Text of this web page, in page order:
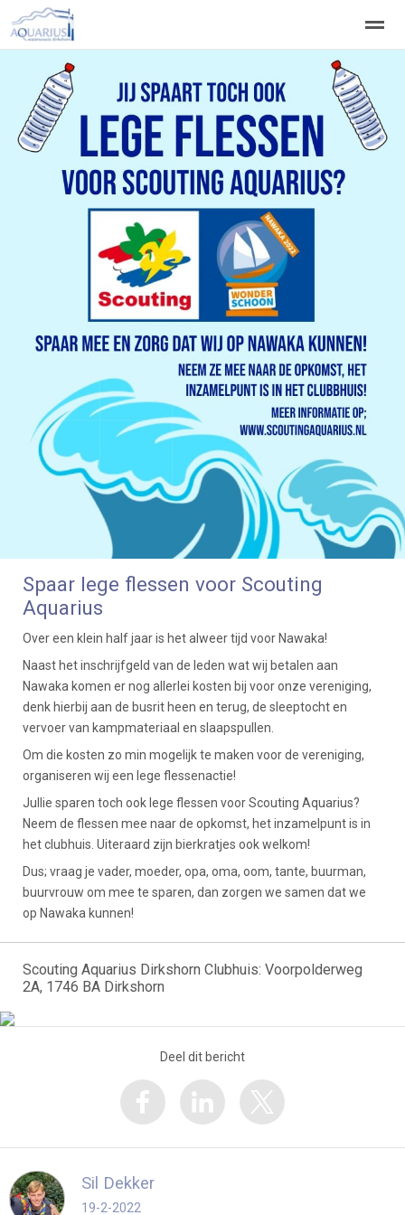
Welkom
Home Zoeken Vacatures
Spaar lege flessen voor Scouting
Aquarius
Over een klein half jaar is het alweer tijd voor Nawaka!
Naast het inschrijfgeld van de leden wat wij betalen aan
Nawaka komen er nog allerlei kosten bij voor onze vereniging,
denk hierbij aan de busrit heen en terug, de sleeptocht en
vervoer van kampmateriaal en slaapspullen.
Om die kosten zo min mogelijk te maken voor de vereniging,
organiseren wij een lege flessenactie!
Jullie sparen toch ook lege flessen voor Scouting Aquarius?
Neem de flessen mee naar de opkomst, het inzamelpunt is in
het clubhuis. Uiteraard zijn bierkratjes ook welkom!
Dus; vraag je vader, moeder, opa, oma, oom, tante, buurman,
buurvrouw om mee te sparen, dan zorgen we samen dat we
op Nawaka kunnen!
Scouting Aquarius Dirkshorn Clubhuis: Voorpolderweg
2A, 1746 BA Dirkshorn
Deel dit bericht
Sil Dekker
19-2-2022